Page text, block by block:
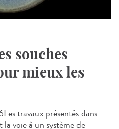
souches
mieux les
travaux présentés dans
voie à un système de